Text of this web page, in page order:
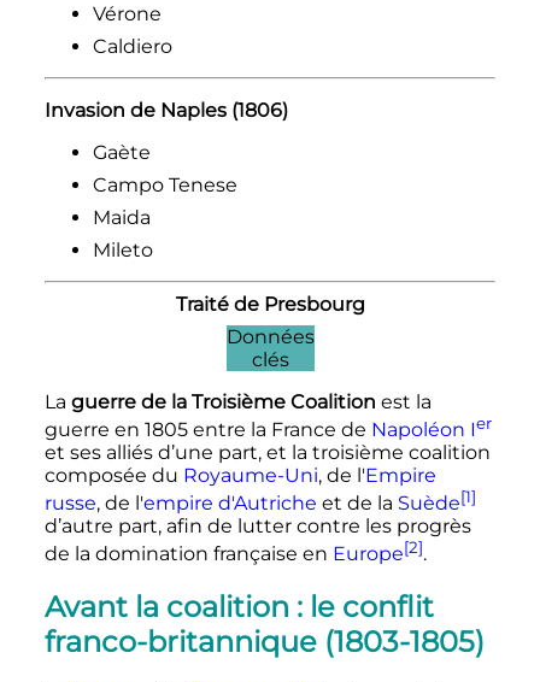
Vérone
Caldiero
Invasion de Naples (1806)
Gaète
Campo Tenese
Maida
Mileto
Traité de Presbourg
Données
clés
La guerre de la Troisième Coalition est la
guerre en 1805 entre la France de Napoléon Ier
et ses alliés d’une part, et la troisième coalition
composée du Royaume-Uni, de l'Empire
russe, de l'empire d'Autriche et de la Suède[1]
d’autre part, afin de lutter contre les progrès
de la domination française en Europe[2].
Avant la coalition : le conflit
franco-britannique (1803-1805)